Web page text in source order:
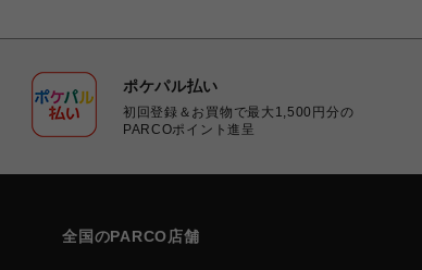
ポケパル払い
初回登録＆お買物で最大1,500円分の
PARCOポイント進呈
全国のPARCO店舗